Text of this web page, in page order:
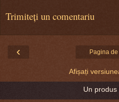
Trimiteți un comentariu
‹ Pagina
Afișați
Un produs